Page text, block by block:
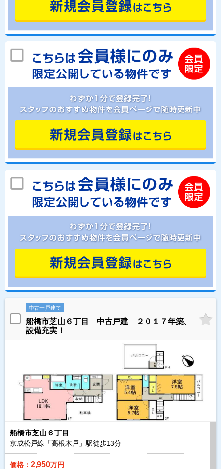
中古一戸建て
船橋市芝山６丁目 中古戸建 ２０１７年築、
設備充実！
船橋市芝山６丁目
京成松戸線「高根木戸」駅徒歩13分
価格： 2,950万円